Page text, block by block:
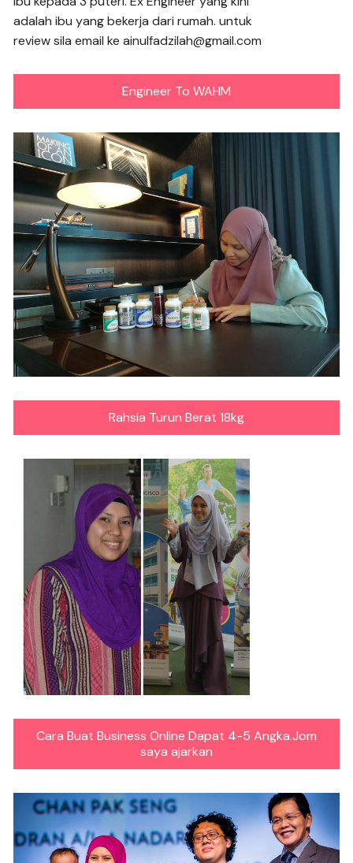
adalah ibu yang bekerja dari rumah. untuk
review sila email ke ainulfadzilah@gmail.com
Engineer To WAHM
Rahsia Turun Berat 18kg
Cara Buat Business Online Dapat 4-5 Angka.Jom
saya ajarkan